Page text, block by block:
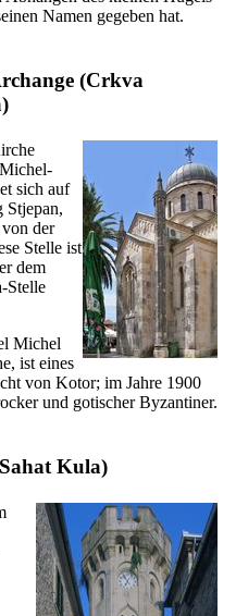
Namen gegeben hat.
(Crkva
)
sich auf
Stjepan,
der
Stelle ist
dem
Stelle
Michel
ist eines
von Kotor; im Jahre 1900
und gotischer Byzantiner.
Sahat Kula)